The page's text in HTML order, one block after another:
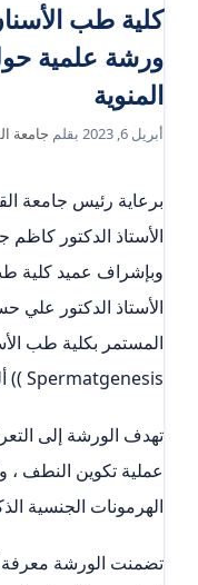
كلية طب
ورشة علمية
المنوية
أبريل 6, 2023 بقلم جامعة
برعاية رئيس جامعة
الأستاذ الدكتور كاظم
وبإشراف عميد كلية
الأستاذ الدكتور علي
المستمر بكلية طب
Spermatgenesis )) ألقتها أ.م.د. وداد عبد جواد.
تهدف الورشة إلى
عملية تكوين النطف ،
الهرمونات الجنسية
تضمنت الورشة معرفة